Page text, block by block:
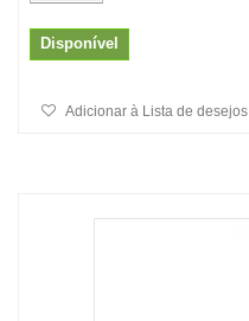
Disponível
Adicionar à Lista de desejos